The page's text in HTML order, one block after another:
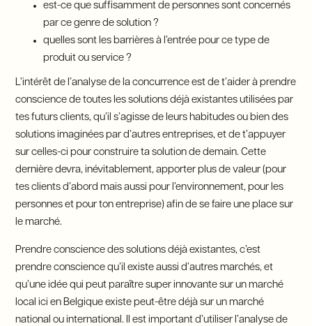
est-ce que suffisamment de personnes sont concernés
par ce genre de solution ?
quelles sont les barrières à l’entrée pour ce type de
produit ou service ?
L’intérêt de l’analyse de la concurrence est de t’aider à prendre
conscience de toutes les solutions déjà existantes utilisées par
tes futurs clients, qu’il s’agisse de leurs habitudes ou bien des
solutions imaginées par d’autres entreprises, et de t’appuyer
sur celles-ci pour construire ta solution de demain. Cette
dernière devra, inévitablement, apporter plus de valeur (pour
tes clients d’abord mais aussi pour l’environnement, pour les
personnes et pour ton entreprise) afin de se faire une place sur
le marché.
Prendre conscience des solutions déjà existantes, c’est
prendre conscience qu’il existe aussi d’autres marchés, et
qu’une idée qui peut paraître super innovante sur un marché
local ici en Belgique existe peut-être déjà sur un marché
national ou international. Il est important d’utiliser l’analyse de